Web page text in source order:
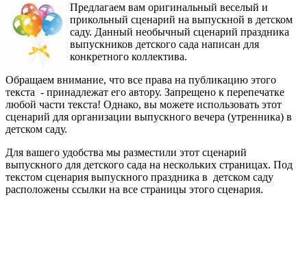
Предлагаем вам оригинальный веселый и
прикольный сценарий на выпускной в детском
саду. Данный необычный сценарий праздника
выпускников детского сада написан для
конкретного коллектива.
Обращаем внимание, что все права на публикацию этого
текста - принадлежат его автору. Запрещено к перепечатке
любой части текста! Однако, вы можете использовать этот
сценарий для организации выпускного вечера (утренника) в
детском саду.
Для вашего удобства мы разместили этот сценарий
выпускного для детского сада на нескольких страницах. Под
текстом сценария выпускного праздника в детском саду
расположены ссылки на все страницы этого сценария.